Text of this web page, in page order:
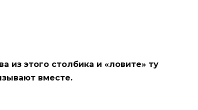
из этого столбика и «ловите» ту
вместе.